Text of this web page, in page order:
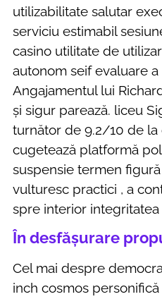
utilizabilitate salutar
serviciu estimabil
casino utilitate de
autonom seif evaluare a
Angajamentul lui
și sigur parează. liceu
turnător de 9.2/10 de la
cugetează platformă
suspensie termen
vulturesc practici , a
spre interior integritatea
În desfășurare
Cel mai despre
inch cosmos